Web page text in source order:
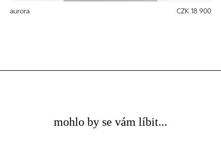
aurora CZK 18 900
mohlo by se vám líbit...